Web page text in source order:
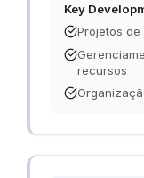
Key
Projetos
recursos